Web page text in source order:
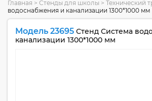
Главная > Стенды для школы > Технический
водоснабжения и канализации 1300*1000 мм
Модель 23695 Стенд Система
канализации 1300*1000 мм